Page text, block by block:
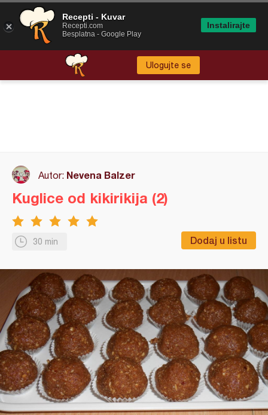
Ulogujte se
Autor: Nevena Balzer
30 min Dodaj u listu
Kuglice od kikirikija (2)
Recepti - Kuvar
Recepti.com
Besplatna - Google Play
Instalirajte